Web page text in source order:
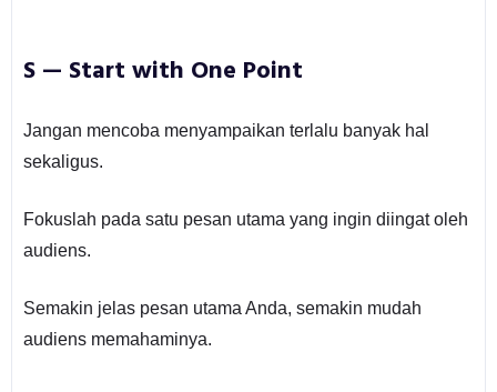
S — Start with One Point
Jangan mencoba menyampaikan terlalu banyak hal
sekaligus.
Fokuslah pada satu pesan utama yang ingin diingat oleh
audiens.
Semakin jelas pesan utama Anda, semakin mudah
audiens memahaminya.